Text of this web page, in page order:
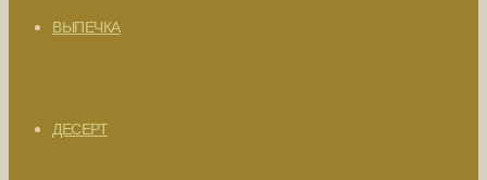
ВЫПЕЧКА
ДЕСЕРТ